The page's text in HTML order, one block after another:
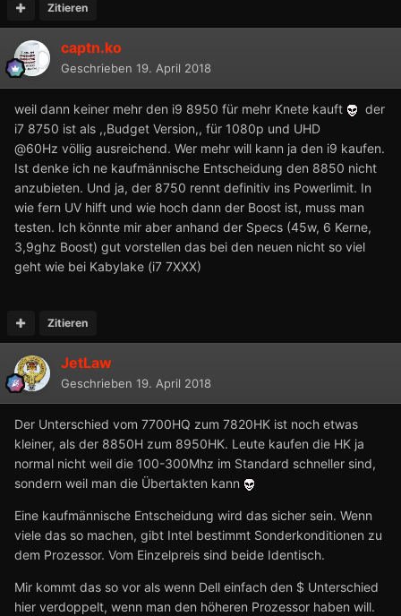
Zitieren
captn.ko
Geschrieben 19. April 2018
weil dann keiner mehr den i9 8950 für mehr Knete kauft
der
i7 8750 ist als ,,Budget Version,, für 1080p und UHD
@60Hz völlig ausreichend. Wer mehr will kann ja den i9 kaufen.
Ist denke ich ne kaufmännische Entscheidung den 8850 nicht
anzubieten. Und ja, der 8750 rennt definitiv ins Powerlimit. In
wie fern UV hilft und wie hoch dann der Boost ist, muss man
testen. Ich könnte mir aber anhand der Specs (45w, 6 Kerne,
3,9ghz Boost) gut vorstellen das bei den neuen nicht so viel
geht wie bei Kabylake (i7 7XXX)
Zitieren
JetLaw
Geschrieben 19. April 2018
Der Unterschied vom 7700HQ zum 7820HK ist noch etwas
kleiner, als der 8850H zum 8950HK. Leute kaufen die HK ja
normal nicht weil die 100-300Mhz im Standard schneller sind,
sondern weil man die Übertakten kann
Eine kaufmännische Entscheidung wird das sicher sein. Wenn
viele das so machen, gibt Intel bestimmt Sonderkonditionen zu
dem Prozessor. Vom Einzelpreis sind beide Identisch.
Mir kommt das so vor als wenn Dell einfach den $ Unterschied
hier verdoppelt, wenn man den höheren Prozessor haben will.